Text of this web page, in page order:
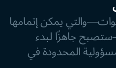
يمكن إتمامها
جاهزًا لبدء
المحدودة في